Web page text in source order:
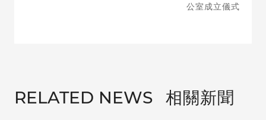
公室成立儀式
RELATED NEWS 相關新聞